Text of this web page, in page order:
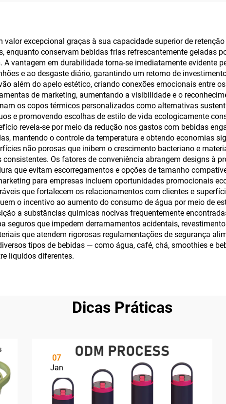
dos Namorados e
Camping
excepcional graças à sua capacidade superior de
enquanto conservam bebidas frias refrescantemente geladas
vantagem em durabilidade torna-se imediatamente evidente
e ao desgaste diário, garantindo um retorno de
além do apelo estético, criando conexões emocionais entre
de marketing, aumentando a visibilidade e o
os copos térmicos personalizados como alternativas
e promovendo escolhas de estilo de vida ecologicamente
revela-se por meio da redução nos gastos com bebidas
mantendo o controle da temperatura e obtendo economias
não porosas que inibem o crescimento bacteriano e
Os fatores de conveniência abrangem designs à
que evitam escorregamentos e opções de tamanho
para empresas incluem oportunidades promocionais
que fortalecem os relacionamentos com clientes e
o incentivo ao aumento do consumo de água por meio de
a substâncias químicas nocivas frequentemente
seguros que impedem derramamentos acidentais,
que atendem rigorosas regulamentações de segurança
tipos de bebidas — como água, café, chá, smoothies e
líquidos diferentes.
Dicas Práticas
07
Jan